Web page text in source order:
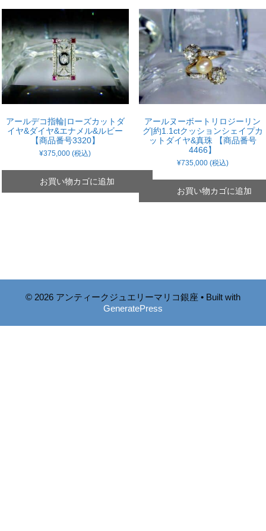
アールデコ指輪|ローズカットダ
イヤ&ダイヤ&エナメル&ルビー
【商品番号3320】
¥375,000 (税込)
お買い物カゴに追加
アールヌーボートリロジーリン
グ|約1.1ctクッションシェイプカ
ットダイヤ&真珠 【商品番号
4466】
¥735,000 (税込)
お買い物カゴに追加
© 2026 アンティークジュエリーマリコ銀座 • Built with
GeneratePress